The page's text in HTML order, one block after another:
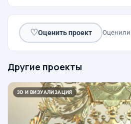
♡Оценить проект Оценили
Другие проекты
3D И ВИЗУАЛИЗАЦИЯ